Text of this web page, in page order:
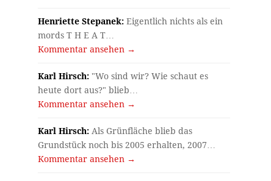
Henriette Stepanek: Eigentlich nichts als ein
mords T H E A T…
Kommentar ansehen →
Karl Hirsch: "Wo sind wir? Wie schaut es
heute dort aus?" blieb…
Kommentar ansehen →
Karl Hirsch: Als Grünfläche blieb das
Grundstück noch bis 2005 erhalten, 2007…
Kommentar ansehen →